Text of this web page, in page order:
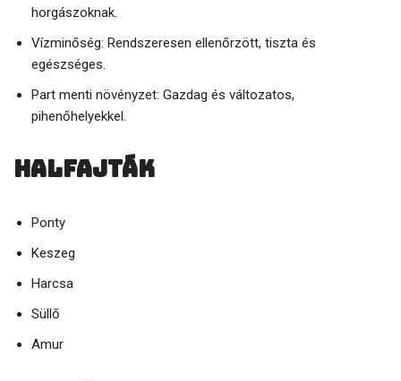
horgászoknak.
Vízminőség: Rendszeresen ellenőrzött, tiszta és
egészséges.
Part menti növényzet: Gazdag és változatos,
pihenőhelyekkel.
Halfajták
Ponty
Keszeg
Harcsa
Süllő
Amur